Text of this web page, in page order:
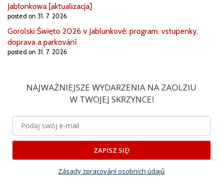
Jabłonkowa [aktualizacja]
posted on 31. 7. 2026
Gorolski Święto 2026 v Jablunkově: program, vstupenky,
doprava a parkování
posted on 31. 7. 2026
NAJWAŻNIEJSZE WYDARZENIA NA ZAOLZIU
W TWOJEJ SKRZYNCE!
ZAPISZ SIĘ!
Zásady zpracování osobních údajů